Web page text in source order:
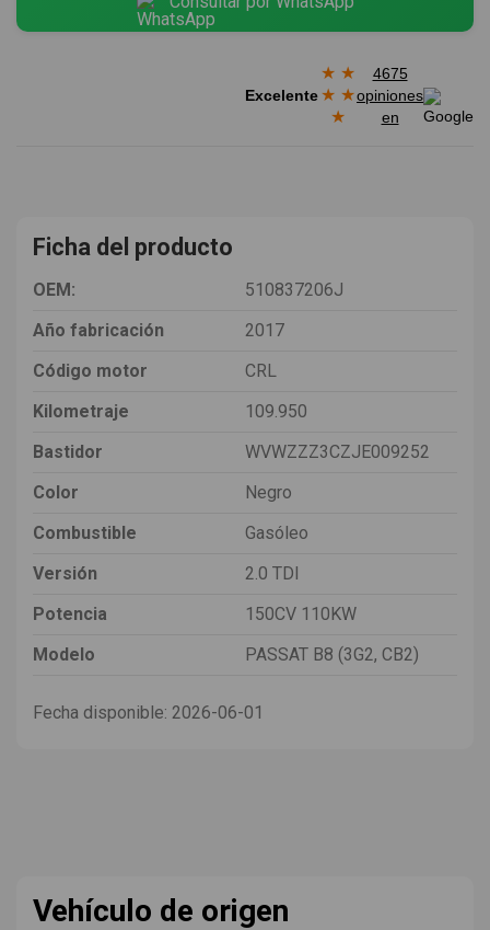
Excelente
★ ★
★ ★
★
4675
opiniones
en
Ficha del producto
OEM:
510837206J
Año fabricación
2017
Código motor
CRL
Kilometraje
109.950
Bastidor
WVWZZZ3CZJE009252
Color
Negro
Combustible
Gasóleo
Versión
2.0 TDI
Potencia
150CV 110KW
Modelo
PASSAT B8 (3G2, CB2)
Fecha disponible: 2026-06-01
Vehículo de origen